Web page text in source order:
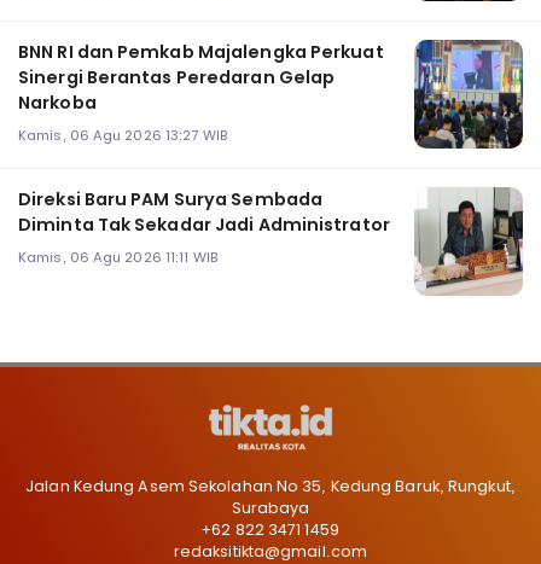
BNN RI dan Pemkab Majalengka Perkuat
Sinergi Berantas Peredaran Gelap
Narkoba
Kamis, 06 Agu 2026 13:27 WIB
Direksi Baru PAM Surya Sembada
Diminta Tak Sekadar Jadi Administrator
Kamis, 06 Agu 2026 11:11 WIB
Jalan Kedung Asem Sekolahan No 35, Kedung Baruk, Rungkut,
Surabaya
+62 822 3471 1459
redaksitikta@gmail.com